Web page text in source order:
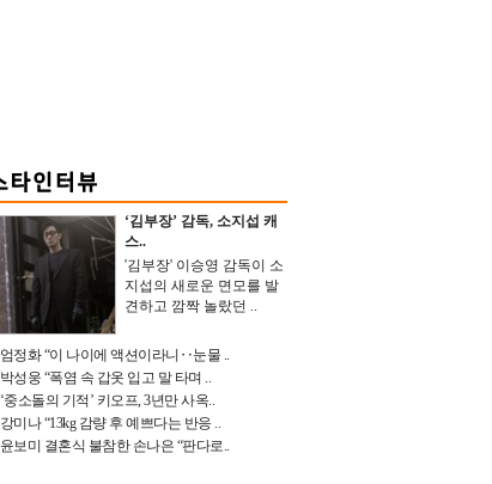
‘김부장’ 감독, 소지섭 캐
스..
'김부장' 이승영 감독이 소
지섭의 새로운 면모를 발
견하고 깜짝 놀랐던 ..
엄정화 “이 나이에 액션이라니‥눈물 ..
박성웅 “폭염 속 갑옷 입고 말 타며 ..
‘중소돌의 기적’ 키오프, 3년만 사옥..
강미나 “13kg 감량 후 예쁘다는 반응 ..
윤보미 결혼식 불참한 손나은 “판다로..